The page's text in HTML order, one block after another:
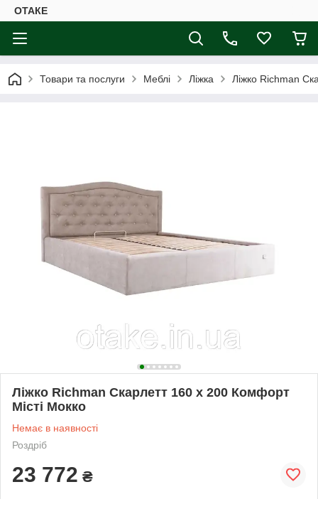
ОТАКЕ
Товари та послуги Меблі Ліжка Ліжко Richman
Ліжко Richman Скарлетт 160 х 200 Комфорт
Місті Мокко
Немає в наявності
Роздріб
23 772 ₴